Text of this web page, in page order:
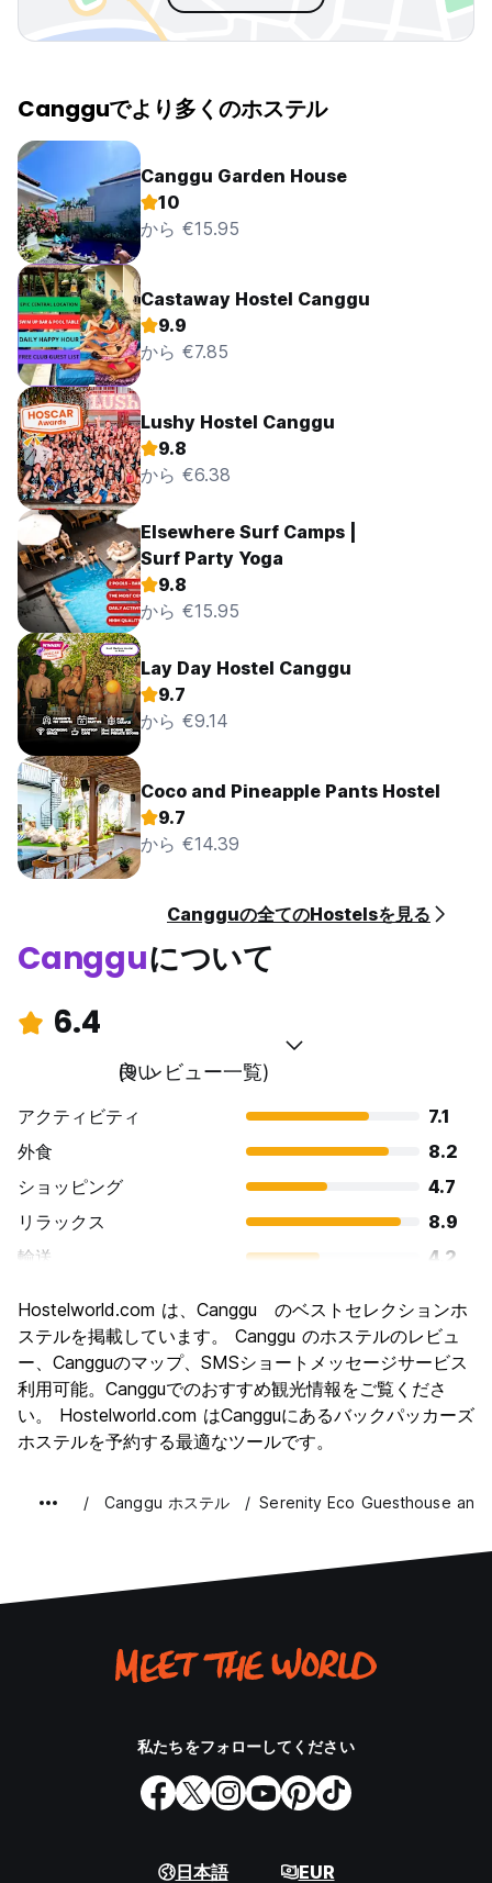
Cangguでより多くのホステル
Canggu Garden House
10
から €15.95
Castaway Hostel Canggu
9.9
から €7.85
Lushy Hostel Canggu
9.8
から €6.38
Elsewhere Surf Camps |
Surf Party Yoga
9.8
から €15.95
Lay Day Hostel Canggu
9.7
から €9.14
Coco and Pineapple Pants Hostel
9.7
から €14.39
Cangguの全てのHostelsを見る
Cangguについて
6.4
良い
(9 レビュー一覧)
アクティビティ
7.1
外食
8.2
ショッピング
4.7
リラックス
8.9
輸送
4.2
文化
6.0
ナイトライフ
6.4
コストパフォーマンス
7.8
Hostelworld.com は、Canggu のベストセレクションホ
ステルを掲載しています。 Canggu のホステルのレビュ
ー、Cangguのマップ、SMSショートメッセージサービス
利用可能。Cangguでのおすすめ観光情報をご覧くださ
い。 Hostelworld.com はCangguにあるバックパッカーズ
ホステルを予約する最適なツールです。
Canggu ホステル Serenity Eco Guesthouse and
私たちをフォローしてください
日本語 EUR